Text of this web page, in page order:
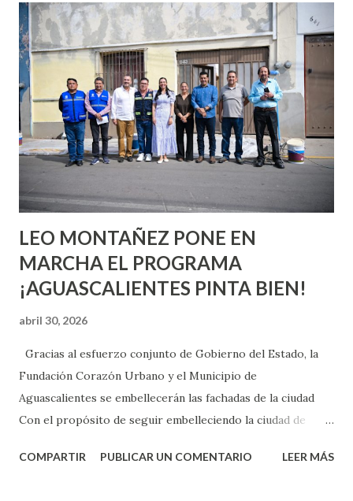
conoces ni la mitad de lo que deberías saber. Pero incluso
quienes ya han tenido relaciones sexuales no son expertos
o expertas en el tema. Siempre hay algo nuevo que
aprender y nuevas experiencias que conocer. Si eres una
chica y aún no has tenido relaciones sexuales, tal vez
pienses que el sexo será increíble y no puedas esperar para
experimentarlo, pero como cualquier persona con
experiencia te dirá, siempre es mejor cuando ambas partes
son suficientemen...
LEO MONTAÑEZ PONE EN
MARCHA EL PROGRAMA
¡AGUASCALIENTES PINTA BIEN!
abril 30, 2026
Gracias al esfuerzo conjunto de Gobierno del Estado, la
Fundación Corazón Urbano y el Municipio de
Aguascalientes se embellecerán las fachadas de la ciudad
Con el propósito de seguir embelleciendo la ciudad de
municipal, Leo Montañez dio inicio al programa
COMPARTIR PUBLICAR UN COMENTARIO LEER MÁS